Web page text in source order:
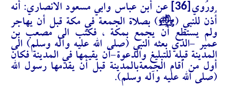
ورُوي [36]
عن أبن عباس وابي مسعود الانصاري: أنه
أُذن للنبي (J) بصلاة الجمعة في مكة قبل أن يهاجر
ولم يستطع أن يجمع بمكة ، فكتب الى مصعب بن
عمير -الذي بعثه النبي (صلى الله عليه وآله وسلم) الى
المدينة قبله للتبليغ والدعوة-أن يقيمها في المدينة فكان
أول من أقام الجمعةبالمدينة قبل أن يقدمها رسول الله
(صلى الله عليه وآله وسلم).